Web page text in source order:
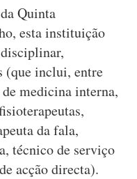
Quinta
esta instituição
(que inclui, entre
medicina interna,
da fala,
técnico de serviço
acção directa).